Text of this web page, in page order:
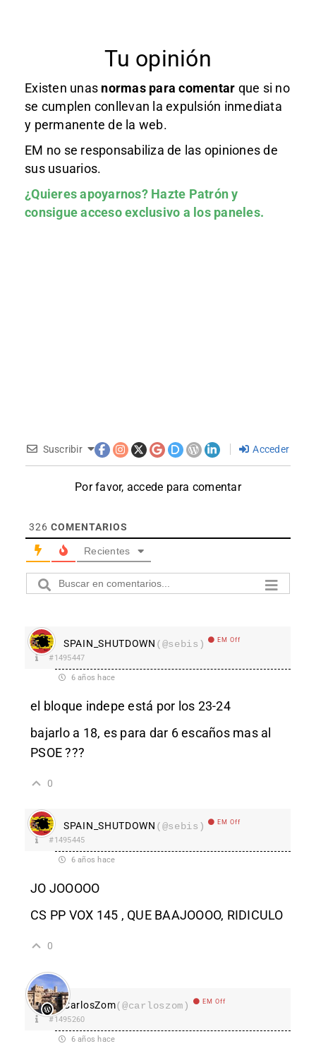
Tu opinión
Existen unas normas para comentar que si no
se cumplen conllevan la expulsión inmediata
y permanente de la web.
EM no se responsabiliza de las opiniones de
sus usuarios.
¿Quieres apoyarnos? Hazte Patróny
consigue acceso exclusivo a los paneles.
Suscribir Acceder
Por favor, accede para comentar
326 COMENTARIOS
Recientes
SPAIN_SHUTDOWN (@sebis) EM Off
#1495447
6 años hace
el bloque indepe está por los 23-24
bajarlo a 18, es para dar 6 escaños mas al
PSOE ???
0
SPAIN_SHUTDOWN (@sebis) EM Off
#1495445
6 años hace
JO JOOOOO
CS PP VOX 145 , QUE BAAJOOOO, RIDICULO
0
CarlosZom(@carloszom) EM Off
#1495260
6 años hace